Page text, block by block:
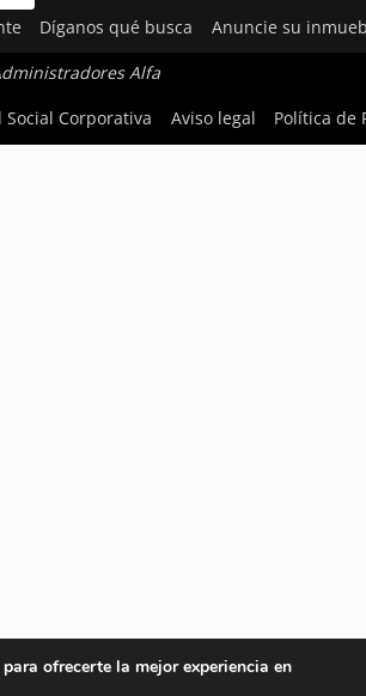
Díganos qué busca Anuncie su
Alfa
Corporativa
Aviso legal Política de
ofrecerte la mejor experiencia en